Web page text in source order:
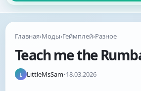
Главная›Моды›Геймплей›Разное
Teach me the
L LittleMsSam•18.03.2026